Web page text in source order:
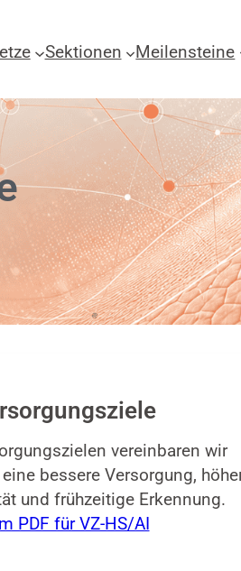
Sektionen Meilensteine
vereinbaren wir
bessere Versorgung,
und frühzeitige Erkennung.
PDF für VZ-HS/AI